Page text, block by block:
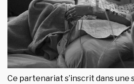
Ce partenariat s’inscrit dans